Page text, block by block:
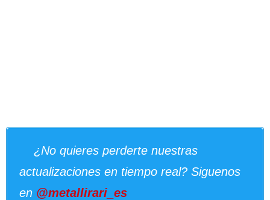
¿No quieres perderte nuestras
actualizaciones en tiempo real? Siguenos
en @metallirari_es